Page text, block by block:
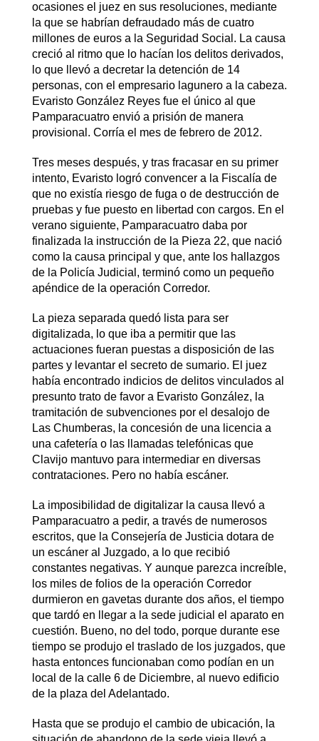
ocasiones el juez en sus resoluciones, mediante
la que se habrían defraudado más de cuatro
millones de euros a la Seguridad Social. La causa
creció al ritmo que lo hacían los delitos derivados,
lo que llevó a decretar la detención de 14
personas, con el empresario lagunero a la cabeza.
Evaristo González Reyes fue el único al que
Pamparacuatro envió a prisión de manera
provisional. Corría el mes de febrero de 2012.
Tres meses después, y tras fracasar en su primer
intento, Evaristo logró convencer a la Fiscalía de
que no existía riesgo de fuga o de destrucción de
pruebas y fue puesto en libertad con cargos. En el
verano siguiente, Pamparacuatro daba por
finalizada la instrucción de la Pieza 22, que nació
como la causa principal y que, ante los hallazgos
de la Policía Judicial, terminó como un pequeño
apéndice de la operación Corredor.
La pieza separada quedó lista para ser
digitalizada, lo que iba a permitir que las
actuaciones fueran puestas a disposición de las
partes y levantar el secreto de sumario. El juez
había encontrado indicios de delitos vinculados al
presunto trato de favor a Evaristo González, la
tramitación de subvenciones por el desalojo de
Las Chumberas, la concesión de una licencia a
una cafetería o las llamadas telefónicas que
Clavijo mantuvo para intermediar en diversas
contrataciones. Pero no había escáner.
La imposibilidad de digitalizar la causa llevó a
Pamparacuatro a pedir, a través de numerosos
escritos, que la Consejería de Justicia dotara de
un escáner al Juzgado, a lo que recibió
constantes negativas. Y aunque parezca increíble,
los miles de folios de la operación Corredor
durmieron en gavetas durante dos años, el tiempo
que tardó en llegar a la sede judicial el aparato en
cuestión. Bueno, no del todo, porque durante ese
tiempo se produjo el traslado de los juzgados, que
hasta entonces funcionaban como podían en un
local de la calle 6 de Diciembre, al nuevo edificio
de la plaza del Adelantado.
Hasta que se produjo el cambio de ubicación, la